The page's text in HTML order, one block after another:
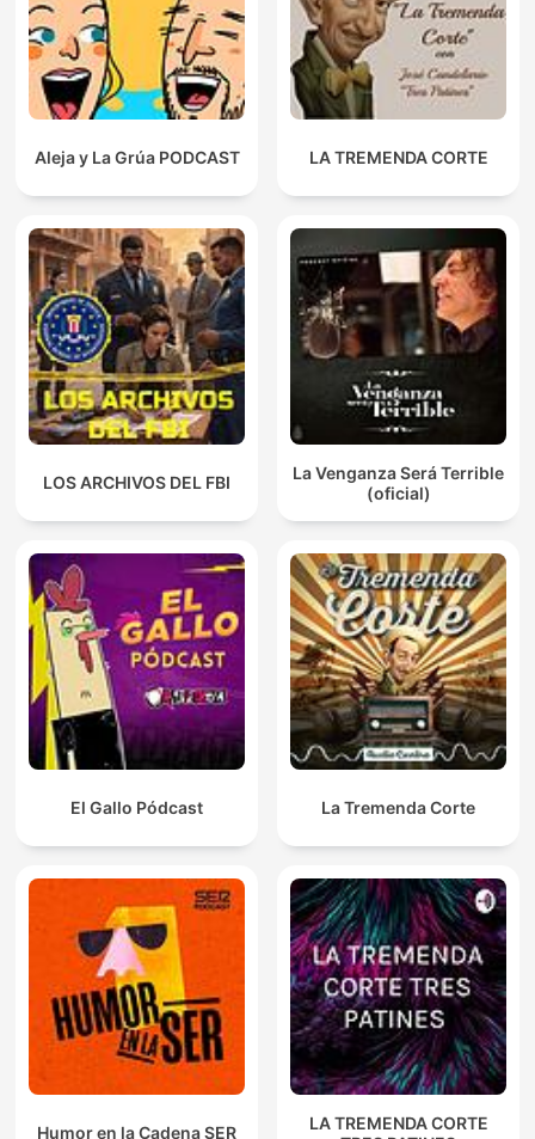
Aleja y La Grúa PODCAST LA TREMENDA CORTE
LOS ARCHIVOS DEL FBI
La Venganza Será Terrible
(oficial)
El Gallo Pódcast La Tremenda Corte
Humor en la Cadena SER
LA TREMENDA CORTE